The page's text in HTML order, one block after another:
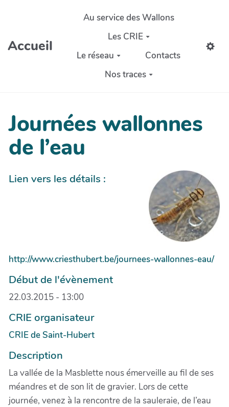
Aller au contenu principal
Accueil
Au service des Wallons
Les CRIE
Le réseau
Contacts
Nos traces
Journées wallonnes
de l’eau
Lien vers les détails :
http://www.criesthubert.be/journees-wallonnes-eau/
Début de l'évènement
22.03.2015 - 13:00
CRIE organisateur
CRIE de Saint-Hubert
Description
La vallée de la Masblette nous émerveille au fil de ses
méandres et de son lit de gravier. Lors de cette
journée, venez à la rencontre de la sauleraie, de l’eau